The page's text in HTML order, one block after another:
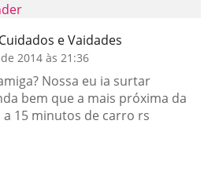
e Vaidades
2014 às 21:36
Nossa eu ia surtar
bem que a mais próxima da
a 15 minutos de carro rs